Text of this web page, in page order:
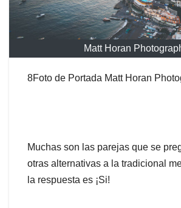
Matt Horan
8Foto de Portada Matt Horan
Muchas son las parejas que se
otras alternativas a la tradicional
la respuesta es ¡Si!